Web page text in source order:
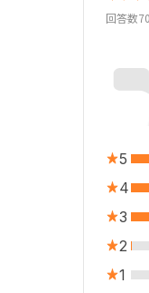
回答数
5
4
3
2
1